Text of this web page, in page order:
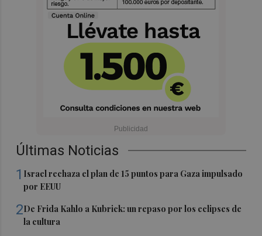
Últimas Noticias
1 Israel rechaza el plan de 15 puntos para Gaza impulsado
por EEUU
2De Frida Kahlo a Kubrick: un repaso por los eclipses de
la cultura